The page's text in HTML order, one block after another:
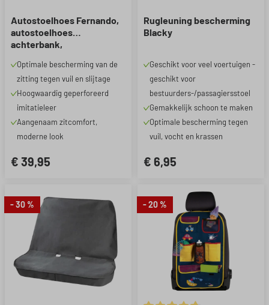
Autostoelhoes Fernando,
autostoelhoes
achterbank,
stuk zwart
Optimale bescherming van de
zitting tegen vuil en slijtage
Hoogwaardig geperforeerd
imitatieleer
Aangenaam zitcomfort,
moderne look
€ 39,95
Rugleuning bescherming
Blacky
Geschikt voor veel voertuigen -
geschikt voor
bestuurders-/passagiersstoel
Gemakkelijk schoon te maken
Optimale bescherming tegen
vuil, vocht en krassen
€ 6,95
- 30 % - 20 %